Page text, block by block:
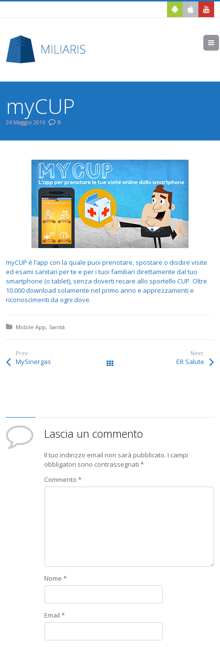
myCUP
24 Maggio 2016 0
myCUP è l’app con la quale puoi prenotare, spostare o disdire visite
ed esami sanitari per te e per i tuoi familiari direttamente dal tuo
smartphone (o tablet), senza doverti recare allo sportello CUP. Oltre
10.000 download solamente nel primo anno e apprezzamenti e
riconoscimenti da ogni dove.
Posted in:
Mobile App Sanità
Prev:
MySinergas
Next:
ER Salute
Lascia un commento
Il tuo indirizzo email non sarà pubblicato. I campi
obbligatori sono contrassegnati*
Commento*
Nome*
Email*